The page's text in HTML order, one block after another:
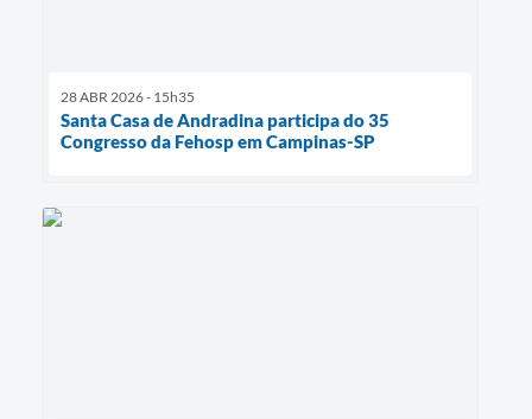
28 ABR 2026 - 15h35
Santa Casa de Andradina participa do 35
Congresso da Fehosp em Campinas-SP